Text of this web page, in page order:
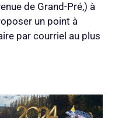
de Grand-Pré,) à
un point à
par courriel au plus